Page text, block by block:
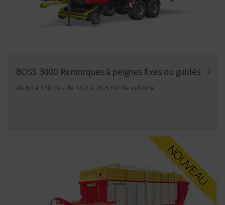
BOSS 3000 Remorques à peignes fixes ou guidés
de 60 à 130 ch - de 18,7 à 26,5 m³ de volume